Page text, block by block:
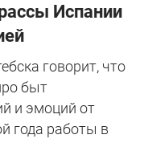
Испании
говорит, что
быт
и эмоций от
года работы в